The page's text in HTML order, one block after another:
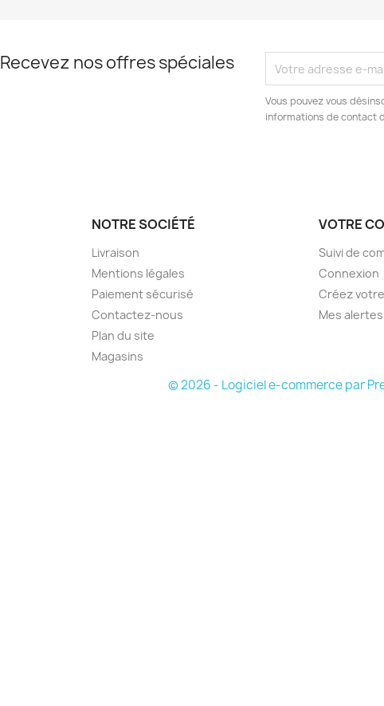
Recevez nos offres spéciales
Vous pouvez vous
informations de contact
NOTRE SOCIÉTÉ
Livraison
Mentions légales
Paiement sécurisé
Contactez-nous
Plan du site
Magasins
VOTRE
Suivi de
Connexion
Créez
Mes alertes
© 2026 - Logiciel e-commerce par